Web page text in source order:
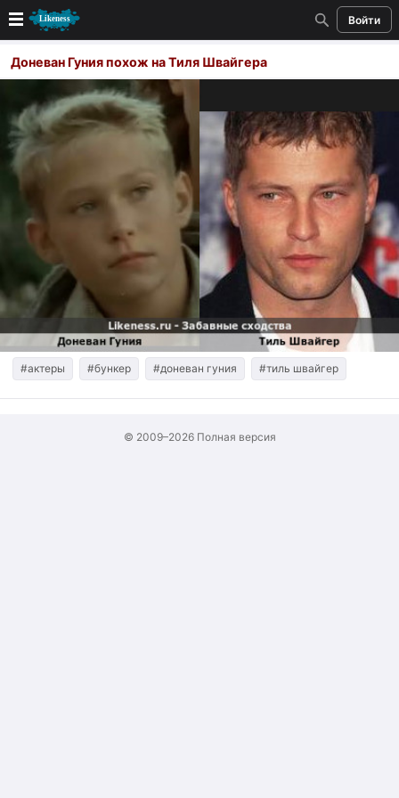
Войти
Новые
Лучшие
Голосование
Кандидаты
Случайное сходство 👍
Создать сходство
Для публикации необходима авторизация
Поиск
Доневан Гуния похож на Тиля Швайгера
#актеры #бункер #доневан гуния #тиль швайгер
© 2009–2026 Полная версия